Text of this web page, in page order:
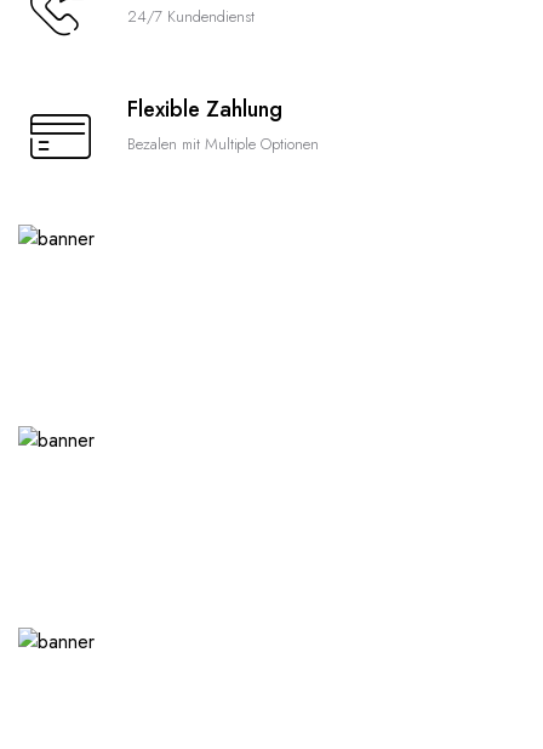
24/7 Kundendienst
Flexible Zahlung
Bezalen mit Multiple Optionen